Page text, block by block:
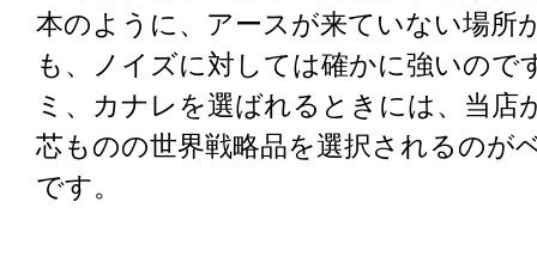
本のように、アースが来ていない場所
も、ノイズに対しては確かに強いので
ミ、カナレを選ばれるときには、当店
芯ものの世界戦略品を選択されるのが
です。